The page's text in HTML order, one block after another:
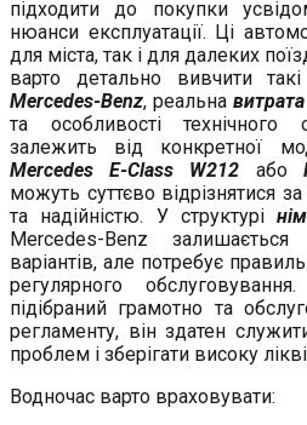
підходити до покупки
нюанси експлуатації. Ці
для міста, так і для далеких
варто детально вивчити
Mercedes-Benz, реальна
та особливості технічного
залежить від конкретної
Mercedes E-Class W212 або
можуть суттєво відрізнятися
та надійністю. У структурі
Mercedes-Benz
варіантів, але потребує
регулярного
підібраний грамотно та
регламенту, він здатен
проблем і зберігати високу
Водночас варто враховувати: